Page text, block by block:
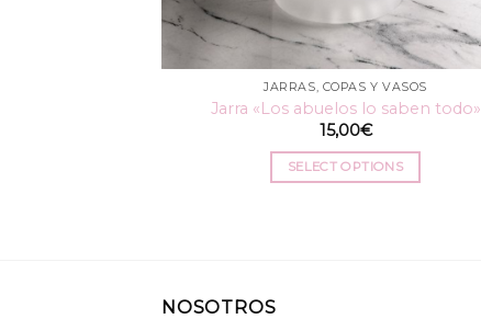
JARRAS, COPAS Y VASOS
Jarra «Los abuelos lo saben todo»
15,00€
SELECT OPTIONS
NOSOTROS